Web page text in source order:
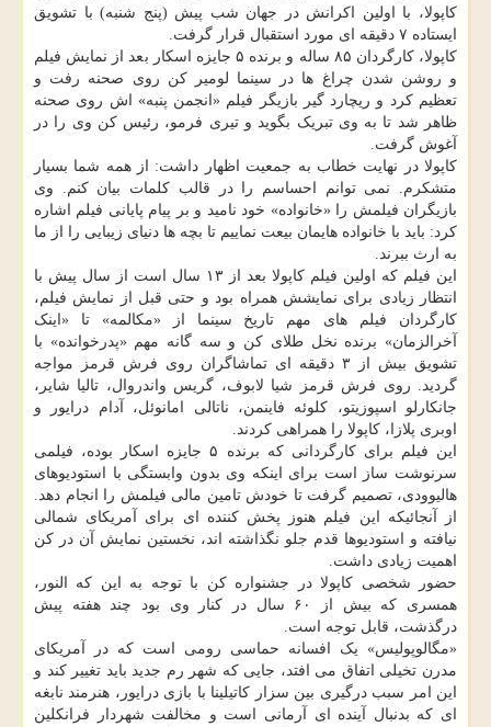
کاپولا، با اولین اکرانش در جهان شب پیش (پنج شنبه) با تشویق
ایستاده ۷ دقیقه ای مورد استقبال قرار گرفت.
کاپولا، کارگردان ۸۵ ساله و برنده ۵ جایزه اسکار بعد از نمایش فیلم
و روشن شدن چراغ ها در سینما لومیر کن روی صحنه رفت و
تعظیم کرد و ریچارد گیر بازیگر فیلم «انجمن پنبه» اش روی صحنه
ظاهر شد تا به وی تبریک بگوید و تیری فرمو، رئیس کن وی را در
آغوش گرفت.
کاپولا در نهایت خطاب به جمعیت اظهار داشت: از همه شما بسیار
متشکرم. نمی توانم احساسم را در قالب کلمات بیان کنم. وی
بازیگران فیلمش را «خانواده» خود نامید و بر پیام پایانی فیلم اشاره
کرد: باید با خانواده هایمان بیعت نماییم تا بچه ها دنیای زیبایی را از ما
به ارث ببرند.
این فیلم که اولین فیلم کاپولا بعد از ۱۳ سال است از سال پیش با
انتظار زیادی برای نمایشش همراه بود و حتی قبل از نمایش فیلم،
کارگردان فیلم های مهم تاریخ سینما از «مکالمه» تا «اینک
آخرالزمان» برنده نخل طلای کن و سه گانه مهم «پدرخوانده» با
تشویق بیش از ۳ دقیقه ای تماشاگران روی فرش قرمز مواجه
گردید. روی فرش قرمز شیا لابوف، گریس واندروال، تالیا شایر،
جانکارلو اسپوزیتو، کلوئه فاینمن، ناتالی امانوئل، آدام درایور و
اوبری پلازا، کاپولا را همراهی کردند.
این فیلم برای کارگردانی که برنده ۵ جایزه اسکار بوده، فیلمی
سرنوشت ساز است برای اینکه وی بدون وابستگی با استودیوهای
هالیوودی، تصمیم گرفت تا خودش تامین مالی فیلمش را انجام دهد.
از آنجائیکه این فیلم هنوز پخش کننده ای برای آمریکای شمالی
نیافته و استودیوها قدم جلو نگذاشته اند، نخستین نمایش آن در کن
اهمیت زیادی داشت.
حضور شخصی کاپولا در جشنواره کن با توجه به این که النور،
همسری که بیش از ۶۰ سال در کنار وی بود چند هفته پیش
درگذشت، قابل توجه است.
«مگالوپولیس» یک افسانه حماسی رومی است که در آمریکای
مدرن تخیلی اتفاق می افتد، جایی که شهر رم جدید باید تغییر کند و
این امر سبب درگیری بین سزار کاتیلینا با بازی درایور، هنرمند نابغه
ای که بدنبال آینده ای آرمانی است و مخالفت شهردار فرانکلین